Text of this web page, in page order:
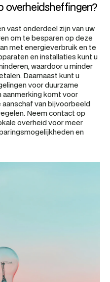
overheidsheffingen?
vast onderdeel zijn van uw
om te besparen op deze
met energieverbruik en te
en installaties kunt u
waardoor u minder
Daarnaast kunt u
voor duurzame
aanmerking komt voor
van bijvoorbeeld
Neem contact op
overheid voor meer
en